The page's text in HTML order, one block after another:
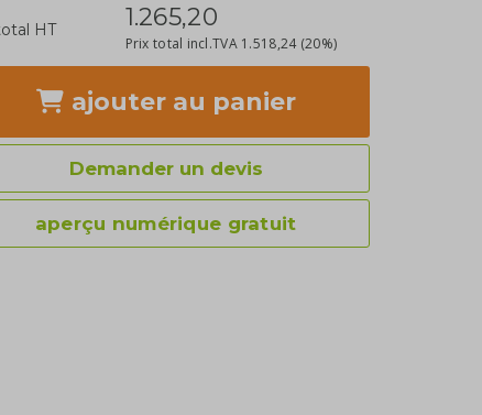
HT 1.265,20
Prix total incl.TVA 1.518,24 (20%)
ajouter au panier
Demander un devis
aperçu numérique gratuit